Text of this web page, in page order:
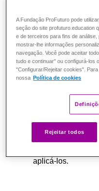
Tão importante
da aprendizagem.
garante que
seguirem as
saber se eles
Com asformações
Conectadas, você
avaliações para
provas. Existe
que podem fazer
aplicá-los.
A Fundação ProFuturo pode
seção do site profuturo.education
e de terceiros para fins de
mostrar-lhe informações
navegação. Você pode aceitar
tudo e continuar" ou configurá-los
"Configurar/Rejeitar cookies".
nossa Política de cookies
Rejeitar todos